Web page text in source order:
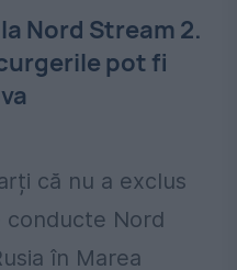
Nord Stream 2.
pot fi
că nu a exclus
conducte Nord
în Marea